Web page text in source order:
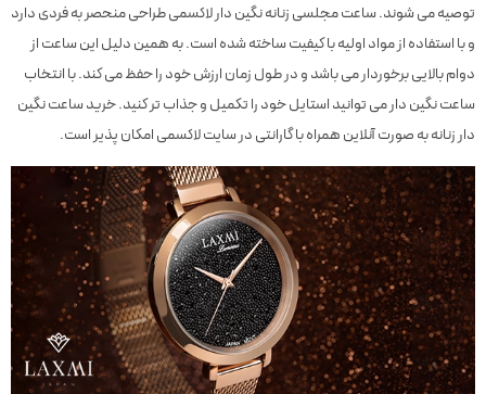
توصیه می شوند. ساعت مجلسی زنانه نگین دار لاکسمی طراحی منحصر به فردی دارد
و با استفاده از مواد اولیه با کیفیت ساخته شده است. به همین دلیل این ساعت از
دوام بالایی برخوردار می باشد و در طول زمان ارزش خود را حفظ می کند. با انتخاب
ساعت نگین دار می توانید استایل خود را تکمیل و جذاب تر کنید. خرید ساعت نگین
دار زنانه به صورت آنلاین همراه با گارانتی در سایت لاکسمی امکان پذیر است.